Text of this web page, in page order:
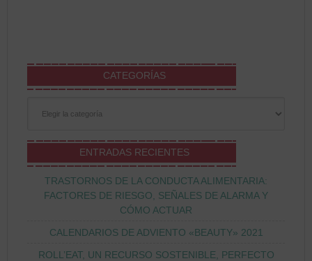
CATEGORÍAS
ENTRADAS RECIENTES
TRASTORNOS DE LA CONDUCTA ALIMENTARIA:
FACTORES DE RIESGO, SEÑALES DE ALARMA Y
CÓMO ACTUAR
CALENDARIOS DE ADVIENTO «BEAUTY» 2021
ROLL’EAT, UN RECURSO SOSTENIBLE, PERFECTO